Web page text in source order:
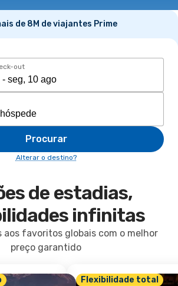
de 8M de viajantes Prime
out
Procurar
Alterar o destino?
de estadias,
infinitas
aos favoritos globais com o melhor
preço garantido
Flexibilidade total